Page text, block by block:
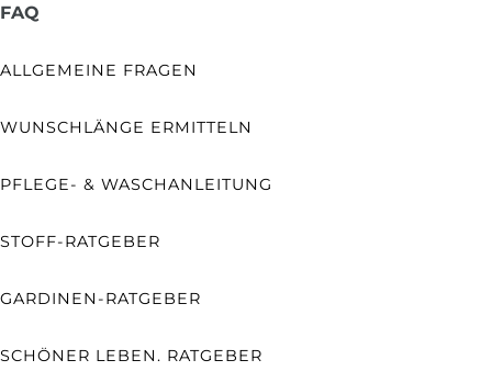
FAQ
ALLGEMEINE FRAGEN
WUNSCHLÄNGE ERMITTELN
PFLEGE- & WASCHANLEITUNG
STOFF-RATGEBER
GARDINEN-RATGEBER
SCHÖNER LEBEN. RATGEBER